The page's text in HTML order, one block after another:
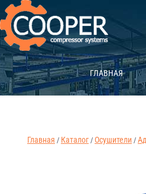
ГЛАВНАЯ
Главная / Каталог / Осушители /